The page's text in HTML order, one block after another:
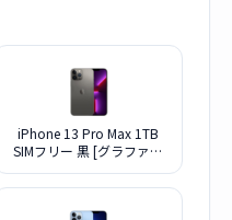
iPhone 13 Pro Max 1TB
SIMフリー 黒 [グラファイ